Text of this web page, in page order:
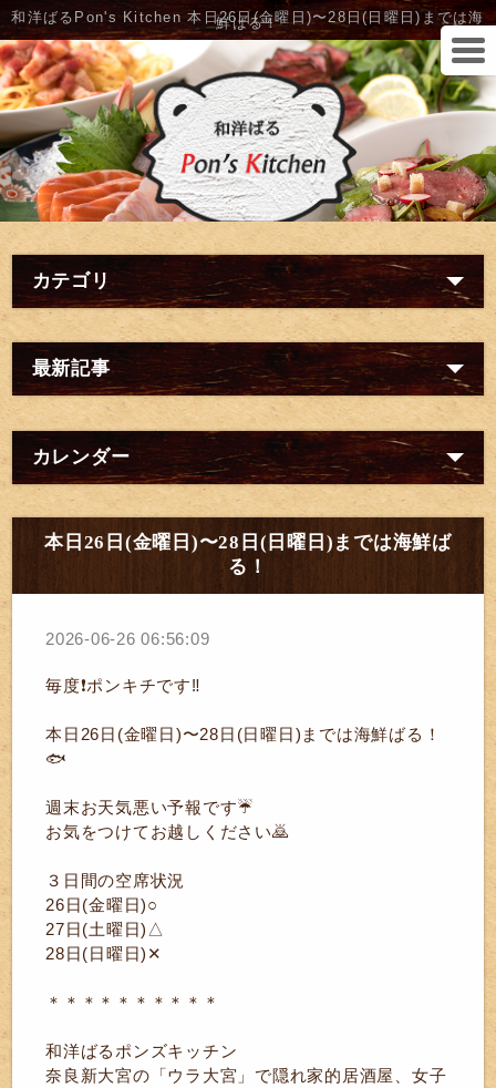
和洋ばるPon's Kitchen 本日26日(金曜日)〜28日(日曜日)までは海
鮮ばる！
カテゴリ
最新記事
カレンダー
本日26日(金曜日)〜28日(日曜日)までは海鮮ば
る！
2026-06-26 06:56:09
毎度❗ポンキチです‼️
本日26日(金曜日)〜28日(日曜日)までは海鮮ばる！
🐟️
週末お天気悪い予報です☔
お気をつけてお越しください🙇
３日間の空席状況
26日(金曜日)○
27日(土曜日)△
28日(日曜日)✕
＊＊＊＊＊＊＊＊＊＊
和洋ばるポンズキッチン
奈良新大宮の「ウラ大宮」で隠れ家的居酒屋、女子